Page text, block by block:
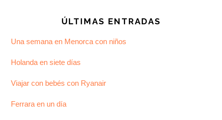
ÚLTIMAS ENTRADAS
Una semana en Menorca con niños
Holanda en siete días
Viajar con bebés con Ryanair
Ferrara en un día